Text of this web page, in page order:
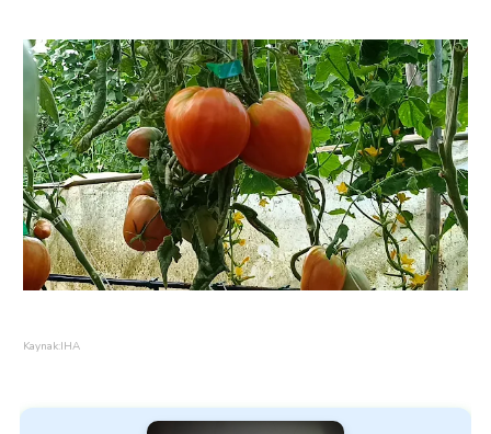
Kaynak:IHA